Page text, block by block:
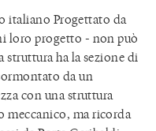
italiano Progettato da
loro progetto - non può
struttura ha la sezione di
da un
con una struttura
meccanico, ma ricorda